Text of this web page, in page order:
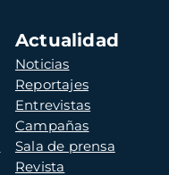
Actualidad
Noticias
Reportajes
Entrevistas
Campañas
Sala de prensa
Revista